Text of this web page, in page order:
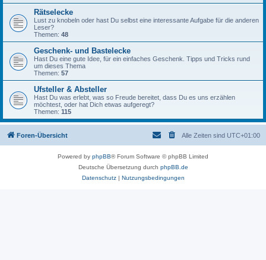
Rätselecke
Lust zu knobeln oder hast Du selbst eine interessante Aufgabe für die anderen
Leser?
Themen: 48
Geschenk- und Bastelecke
Hast Du eine gute Idee, für ein einfaches Geschenk. Tipps und Tricks rund
um dieses Thema
Themen: 57
Ufsteller & Absteller
Hast Du was erlebt, was so Freude bereitet, dass Du es uns erzählen
möchtest, oder hat Dich etwas aufgeregt?
Themen: 115
Foren-Übersicht Alle Zeiten sind UTC+01:00
Powered by phpBB® Forum Software © phpBB Limited
Deutsche Übersetzung durch phpBB.de
Datenschutz| Nutzungsbedingungen